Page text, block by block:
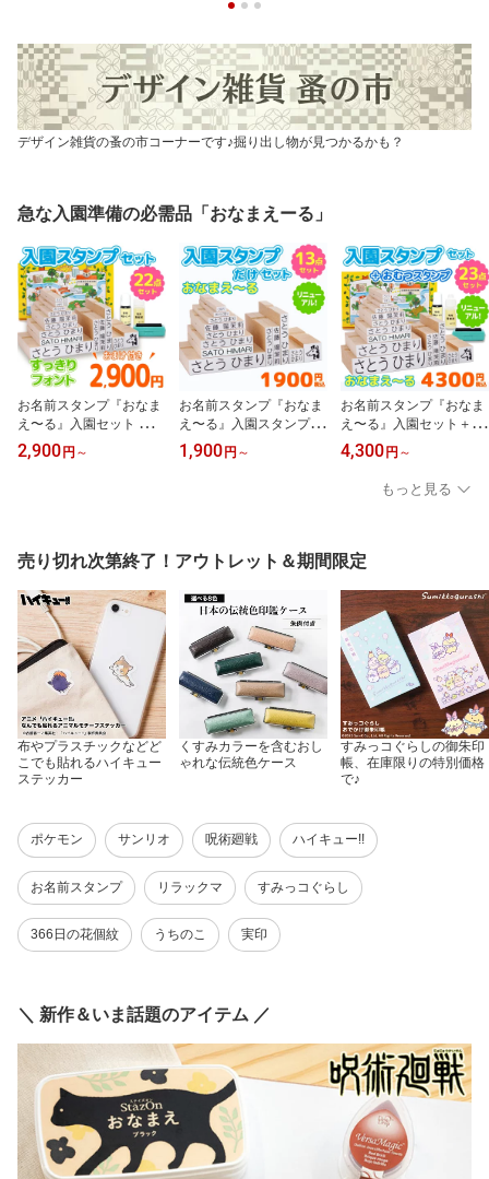
デザイン雑貨の蚤の市コーナーです♪掘り出し物が見つかるかも？
急な入園準備の必需品「おなまえーる」
お名前スタンプ『おなま
え〜る』入園セット ひら
がな 漢字 ローマ字 アイ
ロン不要 布 油性 保育園
料【500円OFFクーポン
発行中】選べるおまけ付
2,900 円 ～
お名前スタンプ『おなま
え〜る』入園スタンプだ
けセット 兄弟用 名前ス
タンプ お名前ハンコ 出
ポン発行中】全国送料無
料
1,900 円 ～
お名前スタンプ『おなま
え〜る』入園セット＋お
むつスタンプ 23点セッ
ト お名前ハンコ 名前ス
タンプ 出産祝い おなま
え 保育園 見やすいすっ
料無料】
4,300 円 ～
もっと見る
売り切れ次第終了！アウトレット＆期間限定
布やプラスチックなどど
こでも貼れるハイキュー
ステッカー
くすみカラーを含むおし
ゃれな伝統色ケース
すみっコぐらしの御朱印
帳、在庫限りの特別価格
で♪
ポケモン サンリオ 呪術廻戦 ハイキュー!!
お名前スタンプ リラックマ すみっコぐらし
366日の花個紋 うちのこ 実印
＼ 新作＆いま話題のアイテム ／